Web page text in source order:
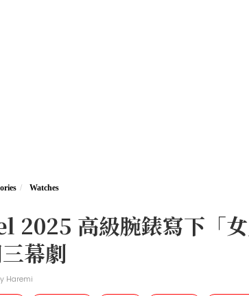
Watches
2025 高級腕錶寫下「
幕劇
Haremi